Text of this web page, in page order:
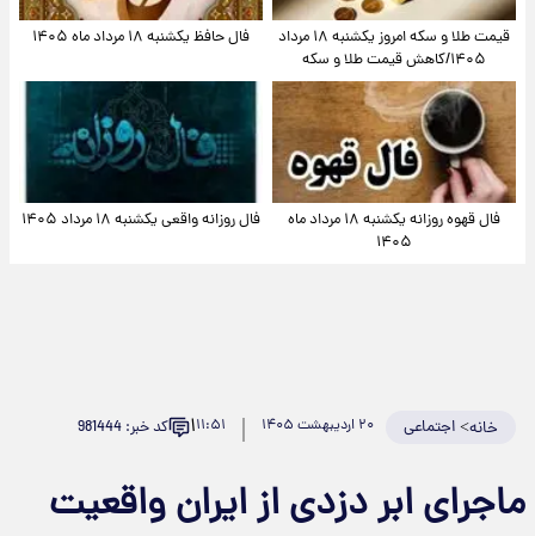
قیمت طلا و سکه امروز یکشنبه ۱۸ مرداد
۱۴۰۵/کاهش قیمت طلا و سکه
فال حافظ یکشنبه ۱۸ مرداد ماه ۱۴۰۵
فال قهوه روزانه یکشنبه ۱۸ مرداد ماه
۱۴۰۵
فال روزانه واقعی یکشنبه ۱۸ مرداد ۱۴۰۵
خانه>اجتماعی ۲۰ اردیبهشت ۱۴۰۵ ۱۱:۵۱۱ کد خبر: 981444
ماجرای ابر دزدی از ایران واقعیت